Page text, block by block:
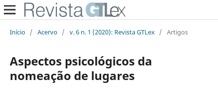
Início / Acervo / v. 6 n. 1 (2020): Revista GTLex / Artigos
Aspectos psicológicos da
nomeação de lugares